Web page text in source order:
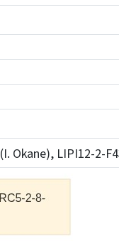
Okane), LIPI12-2-